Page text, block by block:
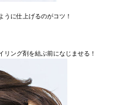
うに仕上げるのがコツ！
ング剤を結ぶ前になじませる！